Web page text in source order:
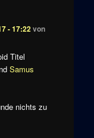
- 17:22von
Titel
Samus
nichts zu